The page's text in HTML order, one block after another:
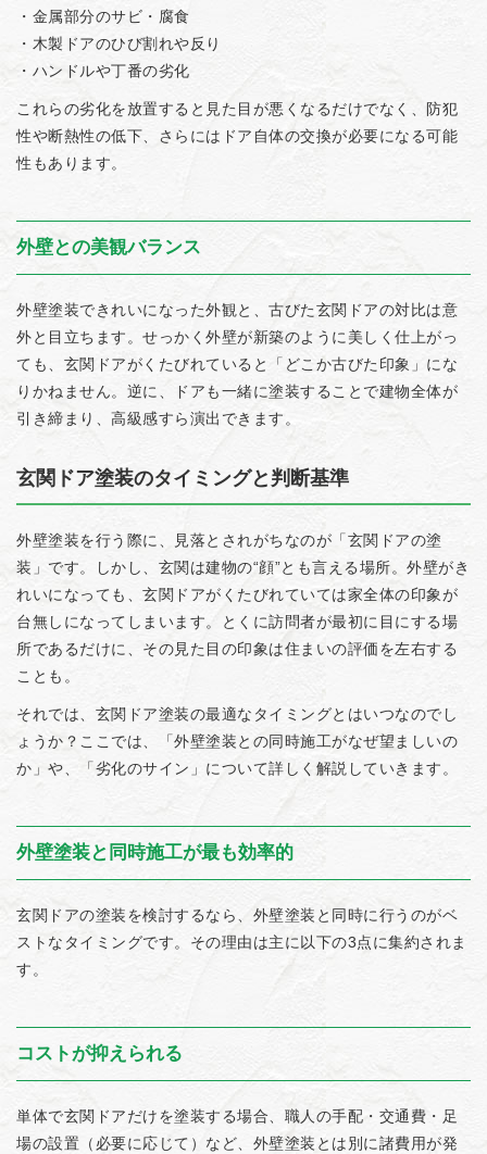
・金属部分のサビ・腐食
・木製ドアのひび割れや反り
・ハンドルや丁番の劣化
これらの劣化を放置すると見た目が悪くなるだけでなく、防犯
性や断熱性の低下、さらにはドア自体の交換が必要になる可能
性もあります。
外壁との美観バランス
外壁塗装できれいになった外観と、古びた玄関ドアの対比は意
外と目立ちます。せっかく外壁が新築のように美しく仕上がっ
ても、玄関ドアがくたびれていると「どこか古びた印象」にな
りかねません。逆に、ドアも一緒に塗装することで建物全体が
引き締まり、高級感すら演出できます。
玄関ドア塗装のタイミングと判断基準
外壁塗装を行う際に、見落とされがちなのが「玄関ドアの塗
装」です。しかし、玄関は建物の“顔”とも言える場所。外壁がき
れいになっても、玄関ドアがくたびれていては家全体の印象が
台無しになってしまいます。とくに訪問者が最初に目にする場
所であるだけに、その見た目の印象は住まいの評価を左右する
ことも。
それでは、玄関ドア塗装の最適なタイミングとはいつなのでし
ょうか？ここでは、「外壁塗装との同時施工がなぜ望ましいの
か」や、「劣化のサイン」について詳しく解説していきます。
外壁塗装と同時施工が最も効率的
玄関ドアの塗装を検討するなら、外壁塗装と同時に行うのがベ
ストなタイミングです。その理由は主に以下の3点に集約されま
す。
コストが抑えられる
単体で玄関ドアだけを塗装する場合、職人の手配・交通費・足
場の設置（必要に応じて）など、外壁塗装とは別に諸費用が発